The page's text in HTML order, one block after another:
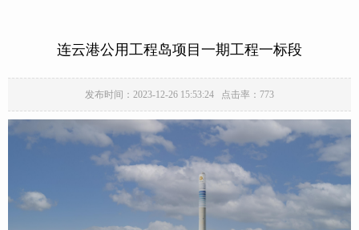
连云港公用工程岛项目一期工程一标段
发布时间：2023-12-26 15:53:24 点击率：773